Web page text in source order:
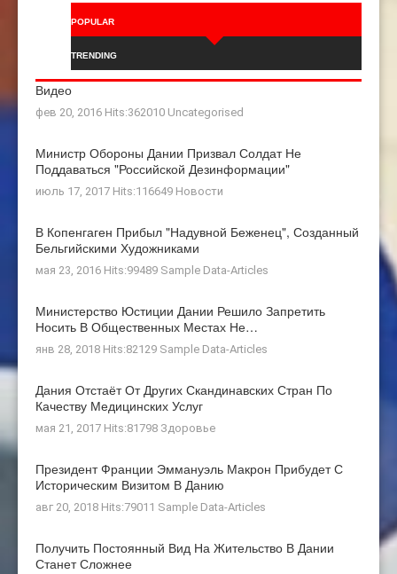
POPULAR
TRENDING
Видео
фев 20, 2016 Hits:362010 Uncategorised
Министр Обороны Дании Призвал Солдат Не
Поддаваться "российской Дезинформации"
июль 17, 2017 Hits:116649 Новости
В Копенгаген Прибыл "Надувной Беженец", Созданный
Бельгийскими Художниками
мая 23, 2016 Hits:99489 Sample Data-Articles
Министерство Юстиции Дании Решило Запретить
Носить В Общественных Местах Не…
янв 28, 2018 Hits:82129 Sample Data-Articles
Дания Отстаёт От Других Скандинавских Стран По
Качеству Медицинских Услуг
мая 21, 2017 Hits:81798 Здоровье
Президент Франции Эммануэль Макрон Прибудет С
Историческим Визитом В Данию
авг 20, 2018 Hits:79011 Sample Data-Articles
Получить Постоянный Вид На Жительство В Дании
Станет Сложнее